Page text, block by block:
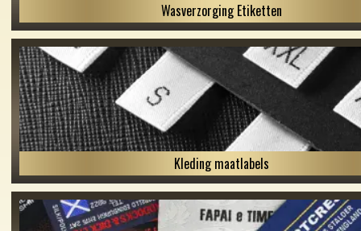
Wasverzorging Etiketten
Kleding maatlabels